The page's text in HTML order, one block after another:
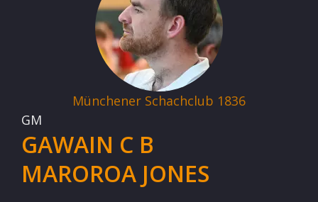
Münchener Schachclub 1836
GM
GAWAIN C B
MAROROA JONES